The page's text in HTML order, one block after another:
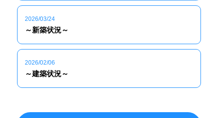
2026/03/24
～新築状況～
2026/02/06
～建築状況～